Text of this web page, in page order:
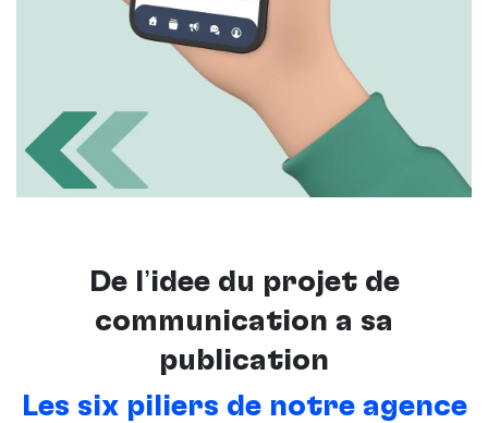
De l’idée du projet de
communication à sa
publication
Les six piliers de notre agence